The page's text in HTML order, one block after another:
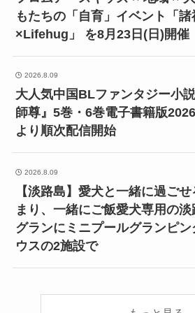
もたちの「自育」イベント「諸
×Lifehug」 を8月23日(日)開催
2026.8.09
大人気中国BLファンタジー小
師尊』5巻・6巻電子書籍版
より順次配信開始
2026.8.09
【淡路島】愛犬と一緒に過ご
まり、一緒にご飯愛犬専用の
グランにミニプールグランピ
ウスの2施設で